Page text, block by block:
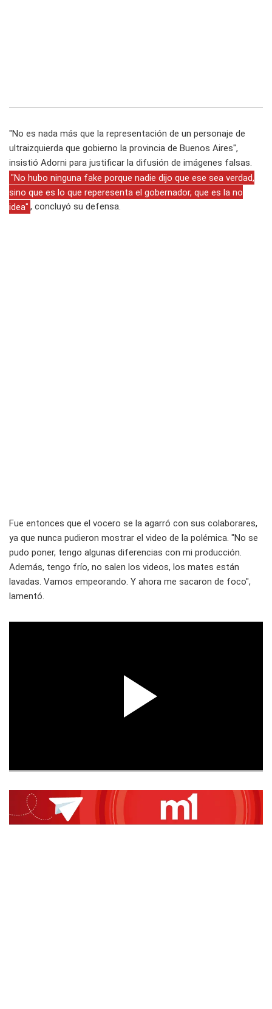
"No es nada más que la representación de un personaje de
ultraizquierda que gobierno la provincia de Buenos Aires",
insistió Adorni para justificar la difusión de imágenes falsas.
"No hubo ninguna fake porque nadie dijo que ese sea verdad,
sino que es lo que reperesenta el gobernador, que es la no
idea" , concluyó su defensa.
Fue entonces que el vocero se la agarró con sus colaborares,
ya que nunca pudieron mostrar el video de la polémica. "No se
pudo poner, tengo algunas diferencias con mi producción.
Además, tengo frío, no salen los videos, los mates están
lavadas. Vamos empeorando. Y ahora me sacaron de foco",
lamentó.